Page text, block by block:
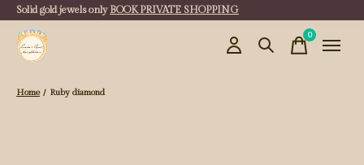
Solid gold jewels only BOOK PRIVATE SHOPPING
0items
Home / Ruby diamond